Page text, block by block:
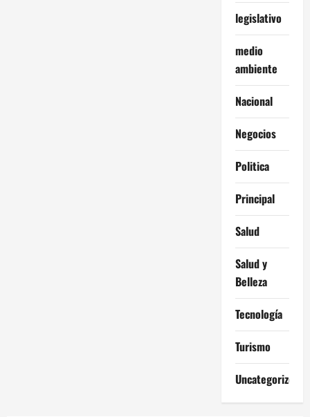
legislativo
medio
ambiente
Nacional
Negocios
Politica
Principal
Salud
Salud y
Belleza
Tecnología
Turismo
Uncategorized